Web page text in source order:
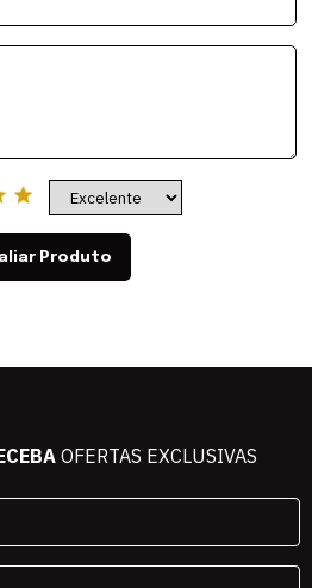
Produto
OFERTAS EXCLUSIVAS